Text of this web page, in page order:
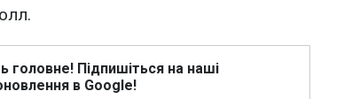
головне! Підпишіться на наші
в Google!